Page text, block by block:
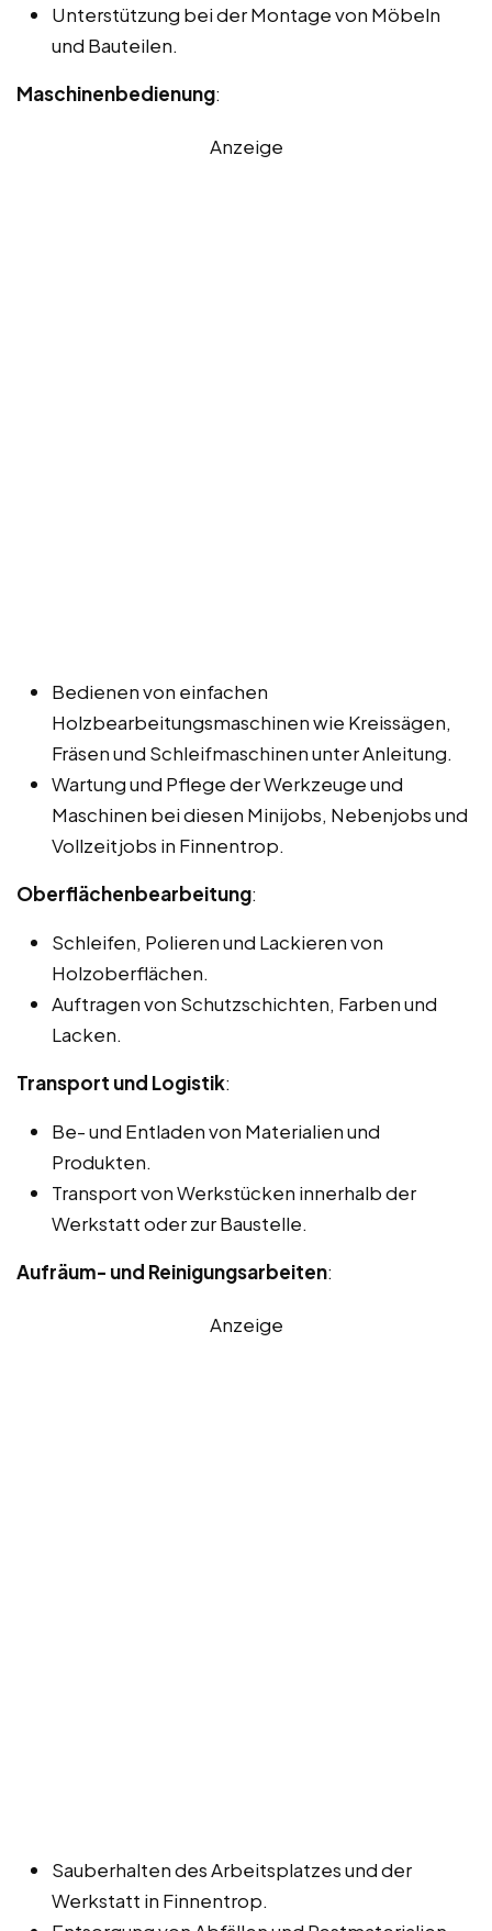
Unterstützung bei der Montage von Möbeln
und Bauteilen.
Maschinenbedienung:
Anzeige
Bedienen von einfachen
Holzbearbeitungsmaschinen wie Kreissägen,
Fräsen und Schleifmaschinen unter Anleitung.
Wartung und Pflege der Werkzeuge und
Maschinen bei diesen Minijobs, Nebenjobs und
Vollzeitjobs in Finnentrop.
Oberflächenbearbeitung:
Schleifen, Polieren und Lackieren von
Holzoberflächen.
Auftragen von Schutzschichten, Farben und
Lacken.
Transport und Logistik:
Be- und Entladen von Materialien und
Produkten.
Transport von Werkstücken innerhalb der
Werkstatt oder zur Baustelle.
Aufräum- und Reinigungsarbeiten:
Anzeige
Sauberhalten des Arbeitsplatzes und der
Werkstatt in Finnentrop.